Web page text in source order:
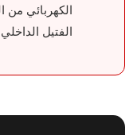
الكهربائي من
الفتيل